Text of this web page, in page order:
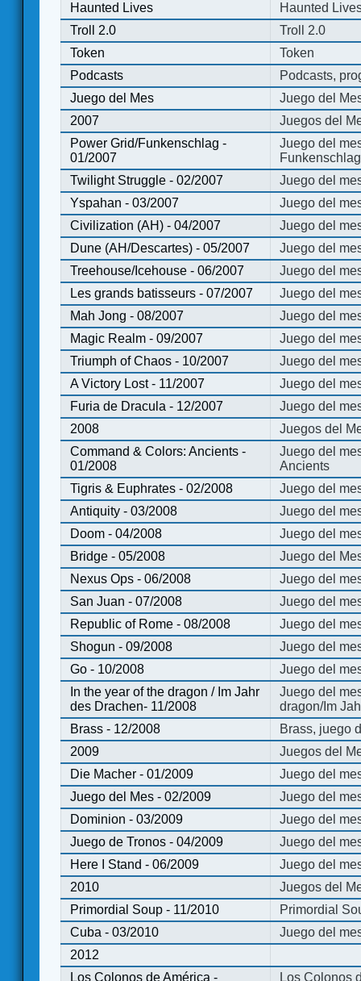
Haunted Lives
Haunted
Troll 2.0
Troll 2.0
Token
Token
Podcasts
Podcasts,
Juego del Mes
Juego del
2007
Juegos del
Power Grid/Funkenschlag -
01/2007
Juego del
Twilight Struggle - 02/2007
Juego del
Yspahan - 03/2007
Juego del
Civilization (AH) - 04/2007
Juego del
Dune (AH/Descartes) - 05/2007
Juego del
Treehouse/Icehouse - 06/2007
Juego del
Les grands batisseurs - 07/2007
Juego del
Mah Jong - 08/2007
Juego del
Magic Realm - 09/2007
Juego del
Triumph of Chaos - 10/2007
Juego del
A Victory Lost - 11/2007
Juego del
Furia de Dracula - 12/2007
Juego del
2008
Juegos del
Command & Colors: Ancients -
01/2008
Juego del
Ancients
Tigris & Euphrates - 02/2008
Juego del
Antiquity - 03/2008
Juego del
Doom - 04/2008
Juego del
Bridge - 05/2008
Juego del
Nexus Ops - 06/2008
Juego del
San Juan - 07/2008
Juego del
Republic of Rome - 08/2008
Juego del
Shogun - 09/2008
Juego del
Go - 10/2008
Juego del
In the year of the dragon / Im Jahr
des Drachen- 11/2008
Juego del
dragon/Im
Brass - 12/2008
Brass, juego
2009
Juegos del
Die Macher - 01/2009
Juego del
Juego del Mes - 02/2009
Juego del
Dominion - 03/2009
Juego del
Juego de Tronos - 04/2009
Juego del
Here I Stand - 06/2009
Juego del
2010
Juegos del
Primordial Soup - 11/2010
Primordial
Cuba - 03/2010
Juego del
2012
Los Colonos de América -
Los Colonos